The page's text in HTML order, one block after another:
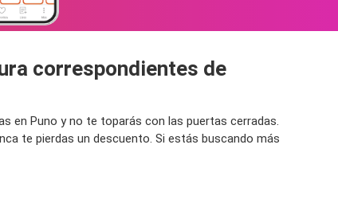
correspondientes de
en Puno y no te toparás con las puertas cerradas.
te pierdas un descuento. Si estás buscando más